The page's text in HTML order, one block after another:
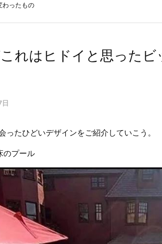
わったもの
れはヒドイと思ったビ
ったひどいデザインをご紹介していこう。
のプール